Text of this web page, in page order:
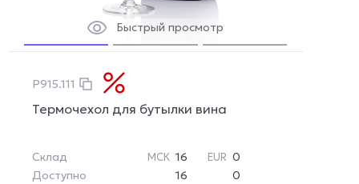
Быстрый просмотр
P915.111
Термочехол для бутылки вина
Склад МСК 16 EUR 0
Доступно
16
0